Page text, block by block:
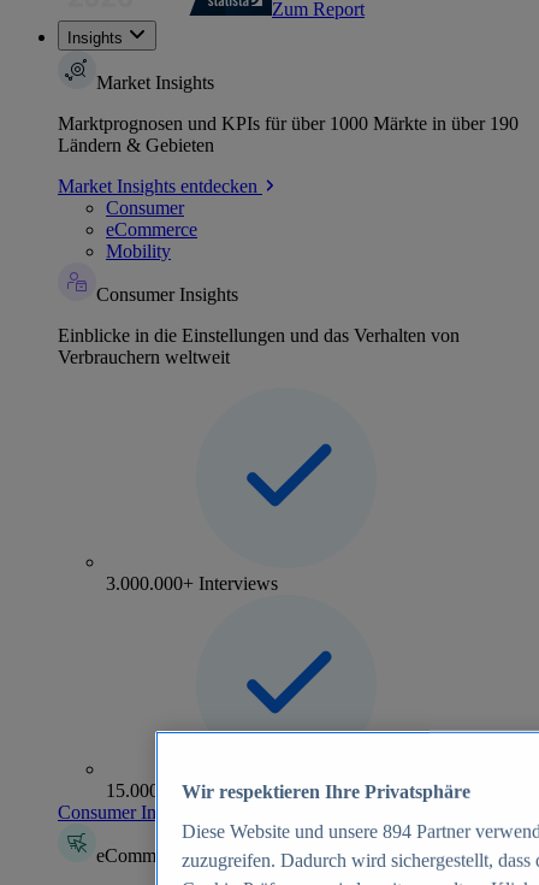
Zum Report
Insights
Market Insights
Marktprognosen und KPIs für über 1000 Märkte in über 190
Ländern & Gebieten
Market Insights entdecken
Consumer
eCommerce
Mobility
Consumer Insights
Einblicke in die Einstellungen und das Verhalten von
Verbrauchern weltweit
3.000.000+ Interviews
15.000+ Marken
Consumer Insights entdecken
eCommerce Insights
Wir respektieren Ihre Privatsphäre
Diese Website und unsere 894 Partner
zuzugreifen. Dadurch wird sichergestellt,